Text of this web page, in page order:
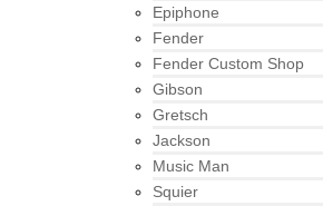
Epiphone
Fender
Fender Custom Shop
Gibson
Gretsch
Jackson
Music Man
Squier